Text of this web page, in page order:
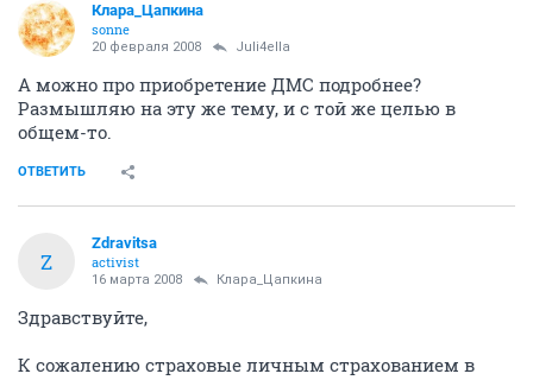
Клара_Цапкина
sonne
20 февраля 2008 Juli4ella
А можно про приобретение ДМС подробнее?
Размышляю на эту же тему, и с той же целью в
общем-то.
ОТВЕТИТЬ
Z
Zdravitsa
activist
16 марта 2008 Клара_Цапкина
Здравствуйте,
К сожалению страховые личным страхованием в